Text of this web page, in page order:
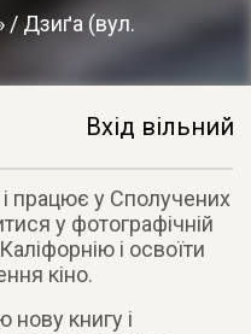
/ Дзиґа (вул.
Вхід вільний
працює у Сполучених
у фотографічній
і освоїти
кіно.
книгу і